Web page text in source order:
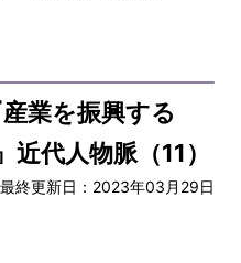
業を振興する
代人物脈（11）
最終更新日：2023年03月29日